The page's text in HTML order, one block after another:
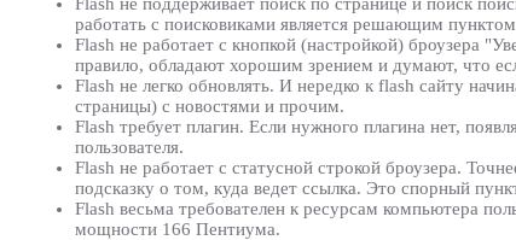
работать с поисковиками является решающим
Flash не работает с кнопкой (настройкой) броузера
правило, обладают хорошим зрением и думают, что
Flash не легко обновлять. И нередко к flash сайту
страницы) с новостями и прочим.
Flash требует плагин. Если нужного плагина нет,
пользователя.
Flash не работает с статусной строкой броузера.
подсказку о том, куда ведет ссылка. Это спорный
Flash весьма требователен к ресурсам компьютера
мощности 166 Пентиума.